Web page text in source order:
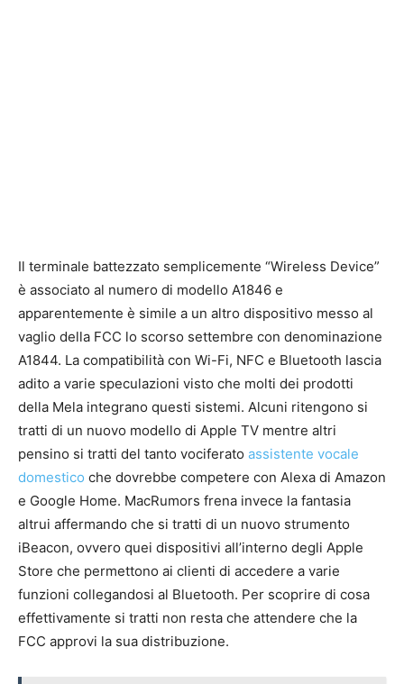
Il terminale battezzato semplicemente “Wireless Device”
è associato al numero di modello A1846 e
apparentemente è simile a un altro dispositivo messo al
vaglio della FCC lo scorso settembre con denominazione
A1844. La compatibilità con Wi-Fi, NFC e Bluetooth lascia
adito a varie speculazioni visto che molti dei prodotti
della Mela integrano questi sistemi. Alcuni ritengono si
tratti di un nuovo modello di Apple TV mentre altri
pensino si tratti del tanto vociferato assistente vocale
domestico che dovrebbe competere con Alexa di Amazon
e Google Home. MacRumors frena invece la fantasia
altrui affermando che si tratti di un nuovo strumento
iBeacon, ovvero quei dispositivi all’interno degli Apple
Store che permettono ai clienti di accedere a varie
funzioni collegandosi al Bluetooth. Per scoprire di cosa
effettivamente si tratti non resta che attendere che la
FCC approvi la sua distribuzione.